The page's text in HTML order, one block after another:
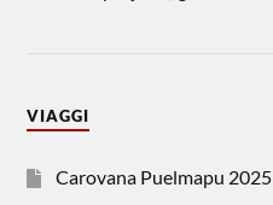
VIAGGI
Carovana Puelmapu 2025